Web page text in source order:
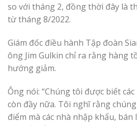
so với tháng 2, đồng thời đây là
từ tháng 8/2022.
Giám đốc điều hành Tập đoàn
ông Jim Gulkin chỉ ra rằng hàng
hướng giảm.
Ông nói: “Chúng tôi được biết
còn đầy nữa. Tôi nghĩ rằng
điểm mà các nhà nhập khẩu,